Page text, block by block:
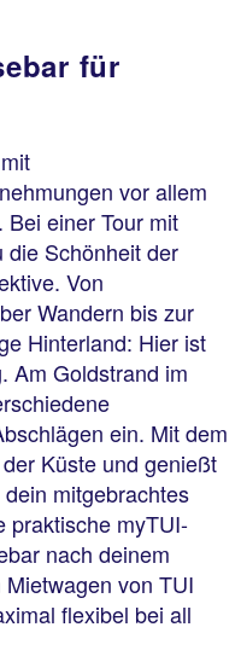
für
vor allem
einer Tour mit
die Schönheit der
Von
Wandern bis zur
Hinterland: Hier ist
Am Goldstrand im
ein. Mit dem
Küste und genießt
mitgebrachtes
praktische myTUI-
nach deinem
von TUI
flexibel bei all